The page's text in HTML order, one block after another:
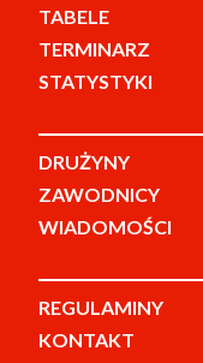
TABELE
TERMINARZ
STATYSTYKI
DRUŻYNY
ZAWODNICY
WIADOMOŚCI
REGULAMINY
KONTAKT